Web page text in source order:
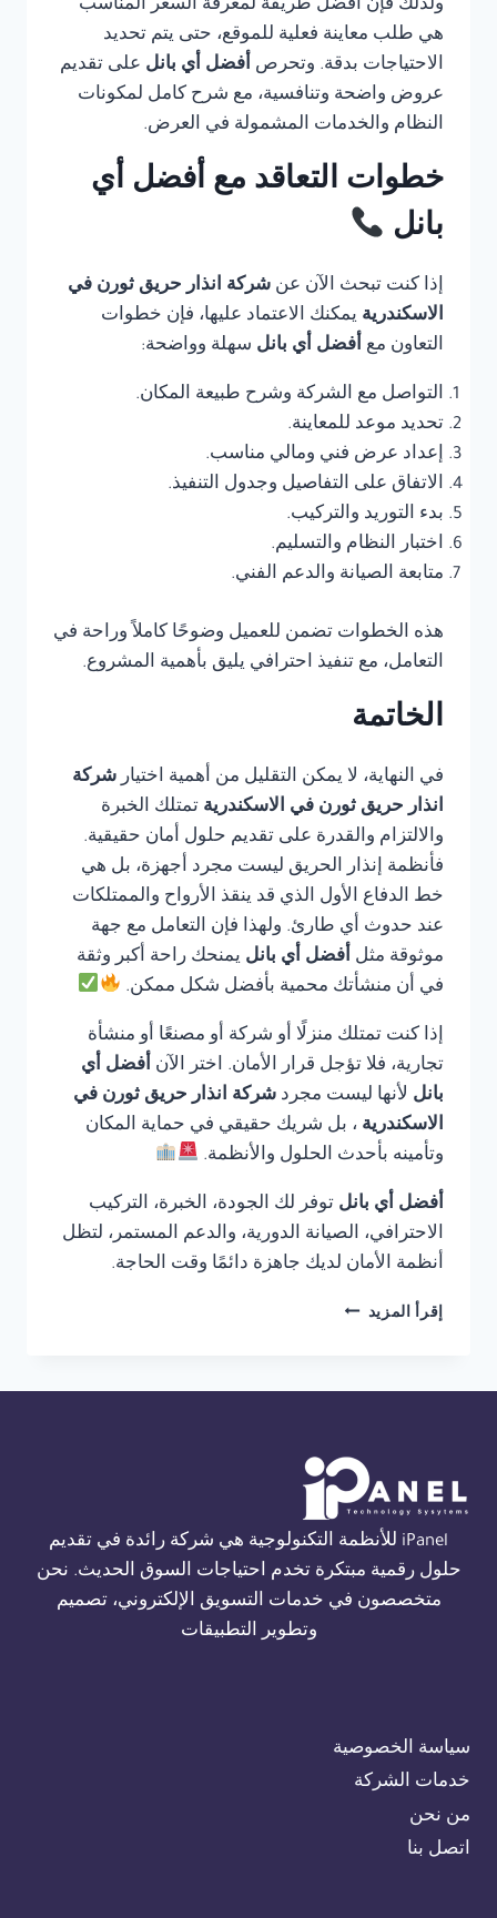
ولذلك فإن أفضل طريقة لمعرفة السعر المناسب
هي طلب معاينة فعلية للموقع، حتى يتم تحديد
الاحتياجات بدقة. وتحرص أفضل أي بانل على تقديم
عروض واضحة وتنافسية، مع شرح كامل لمكونات
النظام والخدمات المشمولة في العرض.
خطوات التعاقد مع أفضل أي
بانل
إذا كنت تبحث الآن عن شركة انذار حريق ثورن في
الاسكندرية يمكنك الاعتماد عليها، فإن خطوات
التعاون مع أفضل أي بانل سهلة وواضحة:
التواصل مع الشركة وشرح طبيعة المكان.
تحديد موعد للمعاينة.
إعداد عرض فني ومالي مناسب.
الاتفاق على التفاصيل وجدول التنفيذ.
بدء التوريد والتركيب.
اختبار النظام والتسليم.
متابعة الصيانة والدعم الفني.
هذه الخطوات تضمن للعميل وضوحًا كاملاً وراحة في
التعامل، مع تنفيذ احترافي يليق بأهمية المشروع.
الخاتمة
في النهاية، لا يمكن التقليل من أهمية اختيار شركة
انذار حريق ثورن في الاسكندرية تمتلك الخبرة
والالتزام والقدرة على تقديم حلول أمان حقيقية.
فأنظمة إنذار الحريق ليست مجرد أجهزة، بل هي
خط الدفاع الأول الذي قد ينقذ الأرواح والممتلكات
عند حدوث أي طارئ. ولهذا فإن التعامل مع جهة
موثوقة مثل أفضل أي بانل يمنحك راحة أكبر وثقة
في أن منشأتك محمية بأفضل شكل ممكن.
إذا كنت تمتلك منزلًا أو شركة أو مصنعًا أو منشأة
تجارية، فلا تؤجل قرار الأمان. اختر الآن أفضل أي
بانل لأنها ليست مجرد شركة انذار حريق ثورن في
الاسكندرية ، بل شريك حقيقي في حماية المكان
وتأمينه بأحدث الحلول والأنظمة.
أفضل أي بانل توفر لك الجودة، الخبرة، التركيب
الاحترافي، الصيانة الدورية، والدعم المستمر، لتظل
أنظمة الأمان لديك جاهزة دائمًا وقت الحاجة.
إقرأ المزيد شركة
01554305486
iPanel للأنظمة التكنولوجية هي شركة رائدة في تقديم
حلول رقمية مبتكرة تخدم احتياجات السوق الحديث. نحن
متخصصون في خدمات التسويق الإلكتروني، تصميم
وتطوير التطبيقات
سياسة الخصوصية
خدمات الشركة
من نحن
اتصل بنا